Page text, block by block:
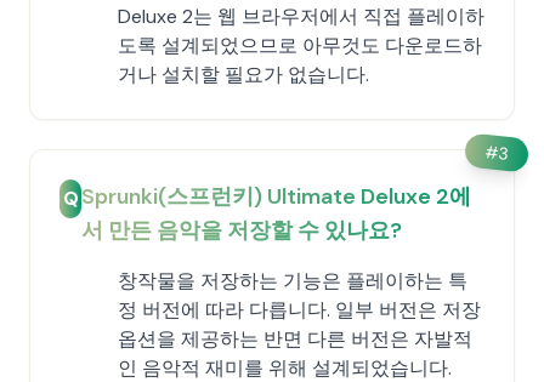
Deluxe 2는 웹 브라우저에서 직접 플레이하
도록 설계되었으므로 아무것도 다운로드하
거나 설치할 필요가 없습니다.
#3
QSprunki(스프런키) Ultimate Deluxe 2에
서 만든 음악을 저장할 수 있나요?
창작물을 저장하는 기능은 플레이하는 특
정 버전에 따라 다릅니다. 일부 버전은 저장
옵션을 제공하는 반면 다른 버전은 자발적
인 음악적 재미를 위해 설계되었습니다.